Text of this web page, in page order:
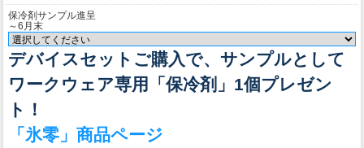
保冷剤サンプル進呈
～6月末
デバイスセットご購入で、サンプルとして
ワークウェア専用「保冷剤」1個プレゼン
ト！
「氷零」商品ページ